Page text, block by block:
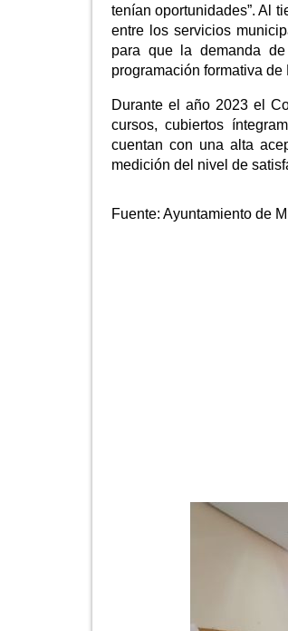
tenían oportunidades”. Al
entre los servicios
para que la demanda
programación formativa de
Durante el año 2023 el
cursos, cubiertos
cuentan con una alta
medición del nivel de
Fuente: Ayuntamiento de